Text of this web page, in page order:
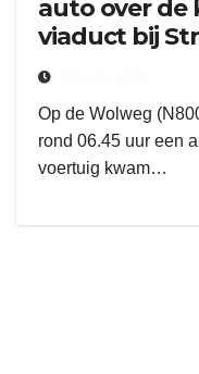
auto over de
viaduct bij
Op de Wolweg
rond 06.45 uur een
voertuig kwam…